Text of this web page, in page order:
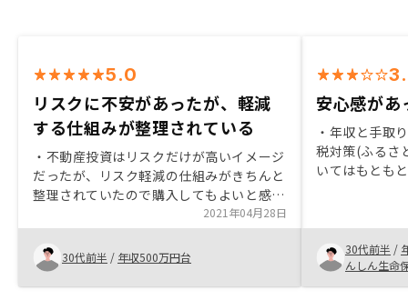
5.0
リスクに不安があったが、軽減
する仕組みが整理されている
・不動産投資はリスクだけが高いイメージ
だったが、リスク軽減の仕組みがきちんと
整理されていたので購入してもよいと感じ
た ・普段仕事で忙しいため、必要な手続
きがあれば都度連絡いただける点は非常に
ありがたい どこかのタイミングで手続き
の全体像を事前に知れたらよりありがたい
と感じた。 購入後にも都度手続きが発生
2021年04月28日
30代前半 / 年収500万円台
安心感があ
・年収と手取
税対策(ふるさ
いてはもとも
活用している
た。 30代前半 /
んしん生命